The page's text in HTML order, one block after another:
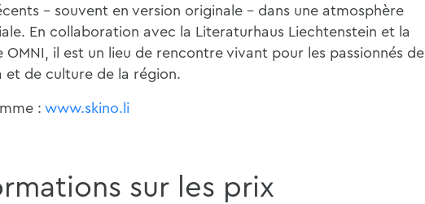
- souvent en version originale - dans une atmosphère
En collaboration avec la Literaturhaus Liechtenstein et la
OMNI, il est un lieu de rencontre vivant pour les passionnés de
et de culture de la région.
: www.skino.li
sur les prix